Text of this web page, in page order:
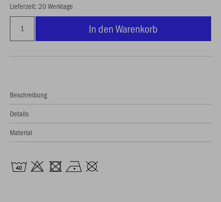
Lieferzeit: 20 Werktage
In den Warenkorb
Beschreibung
Details
Material